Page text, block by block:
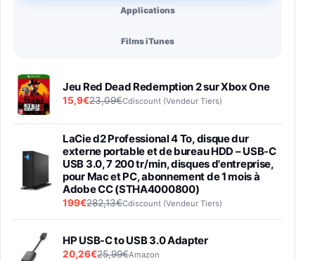
Applications
Films iTunes
Jeu Red Dead Redemption 2 sur Xbox One
15,9€23,09€Cdiscount (Vendeur Tiers)
LaCie d2 Professional 4 To, disque dur
externe portable et de bureau HDD – USB-C
USB 3.0, 7 200 tr/min, disques d'entreprise,
pour Mac et PC, abonnement de 1 mois à
Adobe CC (STHA4000800)
199€282,13€Cdiscount (Vendeur Tiers)
HP USB-C to USB 3.0 Adapter
20,26€25,99€Amazon